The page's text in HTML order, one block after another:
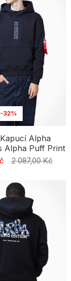
-32%
Alpha
Alpha Puff Print
2 087,00 Kč